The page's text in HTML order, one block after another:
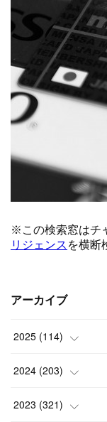
アーカイブ
2025 (114)
(1)
(8)
2024 (203)
(24)
2023 (321)